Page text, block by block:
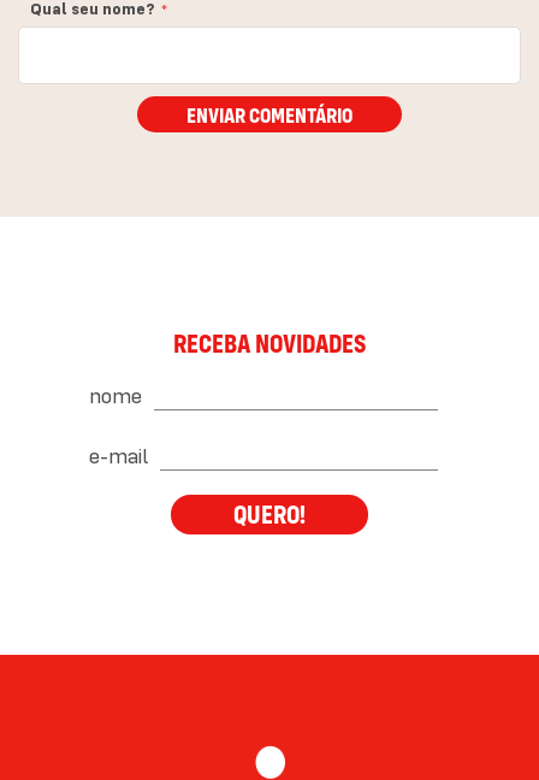
Qual seu nome?
ENVIAR COMENTÁRIO
RECEBA NOVIDADES
nome
e-mail
QUERO!